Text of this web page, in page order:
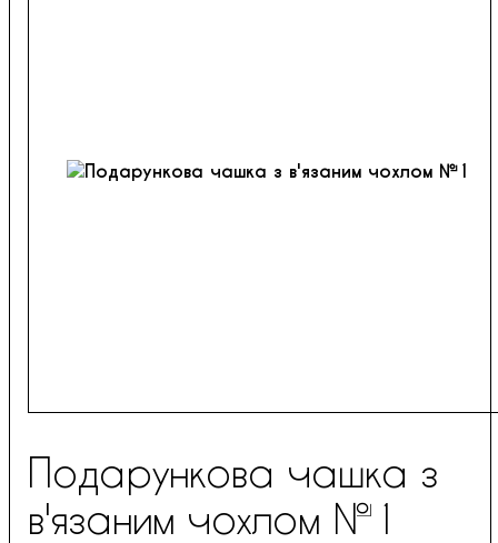
Подарункова чашка з
в'язаним чохлом №1